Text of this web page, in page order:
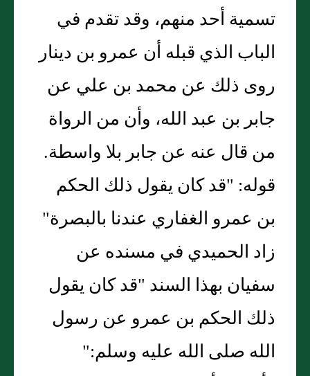
تسمية أحد منهم، وقد تقدم في
الباب الذي قبله أن عمرو بن دينار
روى ذلك عن محمد بن علي عن
جابر بن عبد الله، وأن من الرواة
من قال عنه عن جابر بلا واسطة.
قوله: "قد كان يقول ذلك الحكم
بن عمرو الغفاري عندنا بالبصرة"
زاد الحميدي في مسنده عن
سفيان بهذا السند "قد كان يقول
ذلك الحكم بن عمرو عن رسول
الله صلى الله عليه وسلم:"